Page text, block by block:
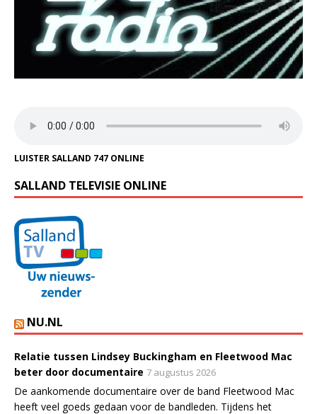
LUISTER SALLAND 747 ONLINE
SALLAND TELEVISIE ONLINE
NU.NL
Relatie tussen Lindsey Buckingham en Fleetwood Mac
beter door documentaire 7 augustus 2026
De aankomende documentaire over de band Fleetwood Mac
heeft veel goeds gedaan voor de bandleden. Tijdens het